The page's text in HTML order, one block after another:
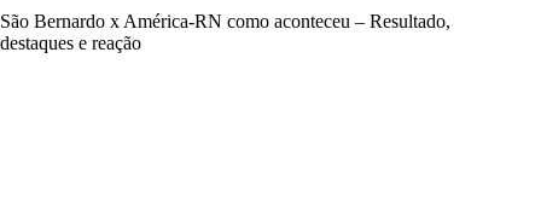
São Bernardo x América-RN como aconteceu – Resultado,
destaques e reação